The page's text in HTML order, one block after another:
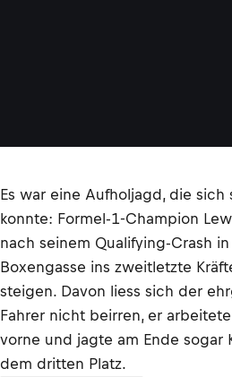
Es war eine Aufholjagd, die sich
konnte: Formel-1-Champion
nach seinem Qualifying-Crash
Boxengasse ins zweitletzte
steigen. Davon liess sich der
Fahrer nicht beirren, er
vorne und jagte am Ende sogar
dem dritten Platz.